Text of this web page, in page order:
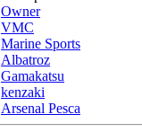
Owner
VMC
Marine Sports
Albatroz
Gamakatsu
kenzaki
Arsenal Pesca